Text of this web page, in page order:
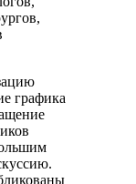
графика